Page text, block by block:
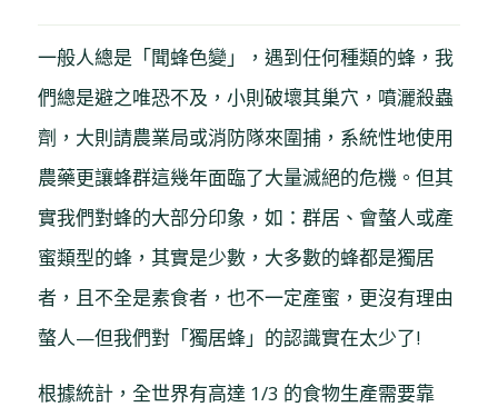
一般人總是「聞蜂色變」，遇到任何種類的蜂，我
們總是避之唯恐不及，小則破壞其巢穴，噴灑殺蟲
劑，大則請農業局或消防隊來圍捕，系統性地使用
農藥更讓蜂群這幾年面臨了大量滅絕的危機。但其
實我們對蜂的大部分印象，如：群居、會螫人或產
蜜類型的蜂，其實是少數，大多數的蜂都是獨居
者，且不全是素食者，也不一定產蜜，更沒有理由
螫人—但我們對「獨居蜂」的認識實在太少了!
根據統計，全世界有高達 1/3 的食物生產需要靠